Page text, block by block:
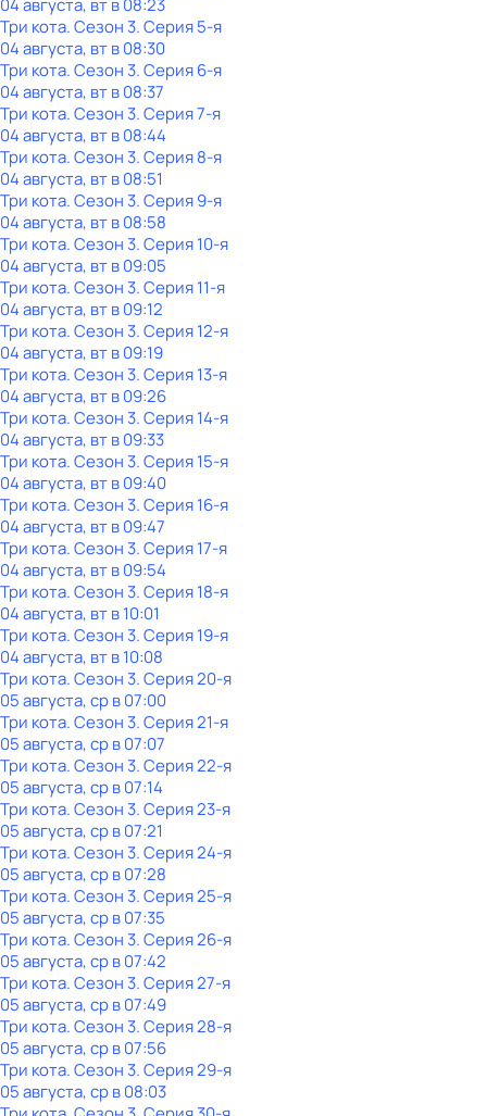
04 августа, вт в 08:23
Три кота. Сезон 3. Серия 5-я
04 августа, вт в 08:30
Три кота. Сезон 3. Серия 6-я
04 августа, вт в 08:37
Три кота. Сезон 3. Серия 7-я
04 августа, вт в 08:44
Три кота. Сезон 3. Серия 8-я
04 августа, вт в 08:51
Три кота. Сезон 3. Серия 9-я
04 августа, вт в 08:58
Три кота. Сезон 3. Серия 10-я
04 августа, вт в 09:05
Три кота. Сезон 3. Серия 11-я
04 августа, вт в 09:12
Три кота. Сезон 3. Серия 12-я
04 августа, вт в 09:19
Три кота. Сезон 3. Серия 13-я
04 августа, вт в 09:26
Три кота. Сезон 3. Серия 14-я
04 августа, вт в 09:33
Три кота. Сезон 3. Серия 15-я
04 августа, вт в 09:40
Три кота. Сезон 3. Серия 16-я
04 августа, вт в 09:47
Три кота. Сезон 3. Серия 17-я
04 августа, вт в 09:54
Три кота. Сезон 3. Серия 18-я
04 августа, вт в 10:01
Три кота. Сезон 3. Серия 19-я
04 августа, вт в 10:08
Три кота. Сезон 3. Серия 20-я
05 августа, ср в 07:00
Три кота. Сезон 3. Серия 21-я
05 августа, ср в 07:07
Три кота. Сезон 3. Серия 22-я
05 августа, ср в 07:14
Три кота. Сезон 3. Серия 23-я
05 августа, ср в 07:21
Три кота. Сезон 3. Серия 24-я
05 августа, ср в 07:28
Три кота. Сезон 3. Серия 25-я
05 августа, ср в 07:35
Три кота. Сезон 3. Серия 26-я
05 августа, ср в 07:42
Три кота. Сезон 3. Серия 27-я
05 августа, ср в 07:49
Три кота. Сезон 3. Серия 28-я
05 августа, ср в 07:56
Три кота. Сезон 3. Серия 29-я
05 августа, ср в 08:03